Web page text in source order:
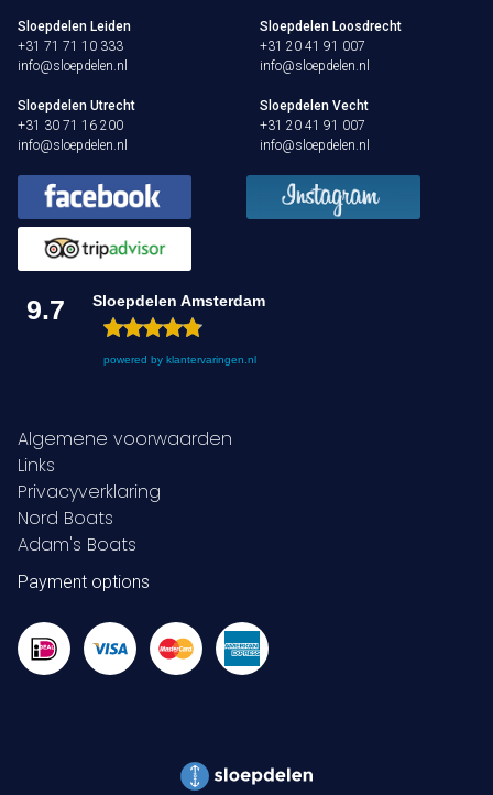
Sloepdelen Leiden
+31 71 71 10 333
info@sloepdelen.nl
Sloepdelen Loosdrecht
+31 20 41 91 007
info@sloepdelen.nl
Sloepdelen Utrecht
+31 30 71 16 200
info@sloepdelen.nl
Sloepdelen Vecht
+31 20 41 91 007
info@sloepdelen.nl
9.7 Sloepdelen Amsterdam
powered by klantervaringen.nl
Algemene voorwaarden
Links
Privacyverklaring
Nord Boats
Adam's Boats
Payment options